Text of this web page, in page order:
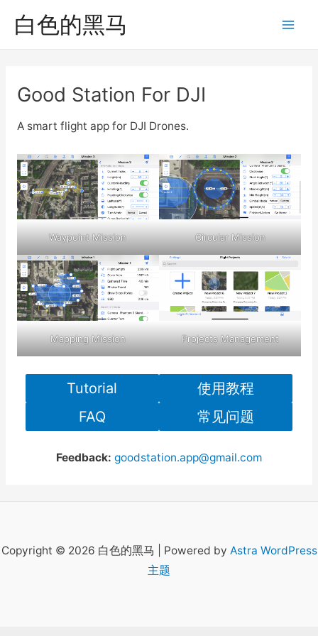
白色的黑马
Good Station For DJI
A smart flight app for DJI Drones.
Waypoint Mission Circular Mission
Mapping Mission Projects Management
Tutorial
使用教程
FAQ
常见问题
Feedback: goodstation.app@gmail.com
Copyright © 2026 白色的黑马 | Powered by Astra WordPress
主题